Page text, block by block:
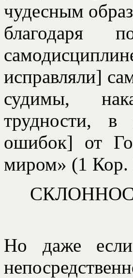
чудесным
благодаря
исправляли]
судимы,
трудности, в
ошибок] от
миром» (1 Кор.
Но даже